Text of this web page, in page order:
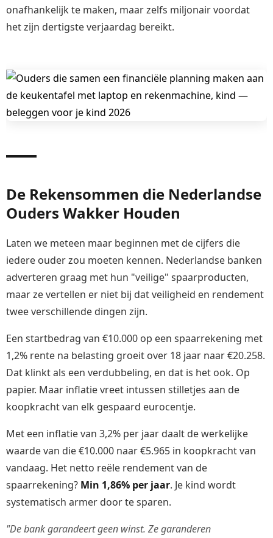
onafhankelijk te maken, maar zelfs miljonair voordat
het zijn dertigste verjaardag bereikt.
De Rekensommen die Nederlandse
Ouders Wakker Houden
Laten we meteen maar beginnen met de cijfers die
iedere ouder zou moeten kennen. Nederlandse banken
adverteren graag met hun "veilige" spaarproducten,
maar ze vertellen er niet bij dat veiligheid en rendement
twee verschillende dingen zijn.
Een startbedrag van €10.000 op een spaarrekening met
1,2% rente na belasting groeit over 18 jaar naar €20.258.
Dat klinkt als een verdubbeling, en dat is het ook. Op
papier. Maar inflatie vreet intussen stilletjes aan de
koopkracht van elk gespaard eurocentje.
Met een inflatie van 3,2% per jaar daalt de werkelijke
waarde van die €10.000 naar €5.965 in koopkracht van
vandaag. Het netto reële rendement van de
spaarrekening? Min 1,86% per jaar. Je kind wordt
systematisch armer door te sparen.
"De bank garandeert geen winst. Ze garanderen